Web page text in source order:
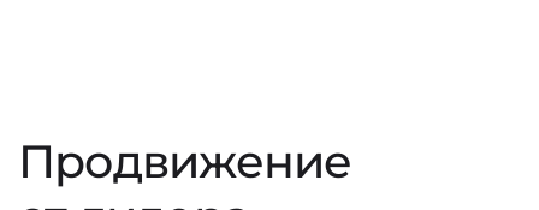
Продвижение